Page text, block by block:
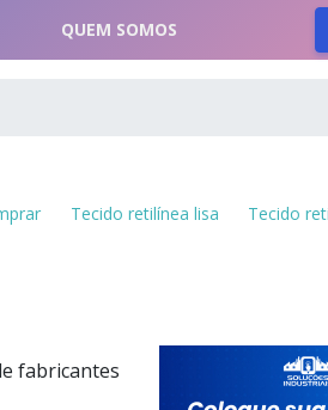
QUEM SOMOS
Tecido retilínea lisa Tecido
fabricantes